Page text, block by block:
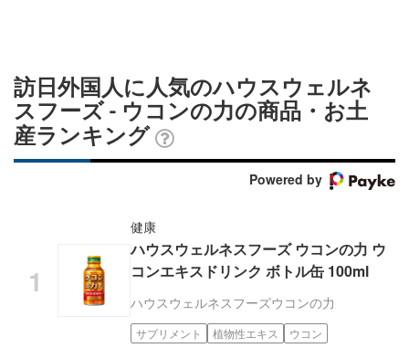
訪日外国人に人気のハウスウェルネ
スフーズ - ウコンの力の商品・お土
産ランキング
Powered by
健康
ハウスウェルネスフーズ ウコンの力 ウ
コンエキスドリンク ボトル缶 100ml
ハウスウェルネスフーズウコンの力
サプリメント 植物性エキス ウコン